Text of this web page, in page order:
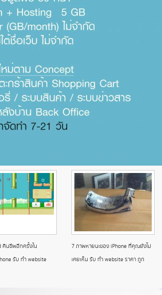
คืนชีพอีกครั้งใน
รับ ทํา website
7 ภาพหายนะของ iPhone ที่คุณยังไม่
เคยเห็น รับ ทํา website ราคา ถูก